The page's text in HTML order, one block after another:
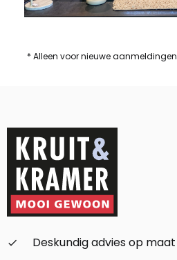
* Alleen voor nieuwe aanmeldingen
check_small
Deskundig advies op maat